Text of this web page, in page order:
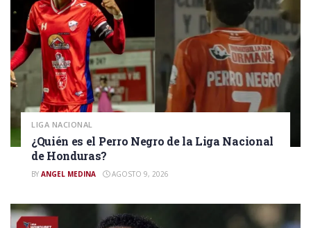
LIGA NACIONAL
¿Quién es el Perro Negro de la Liga Nacional
de Honduras?
BY ANGEL MEDINA AGOSTO 9, 2026